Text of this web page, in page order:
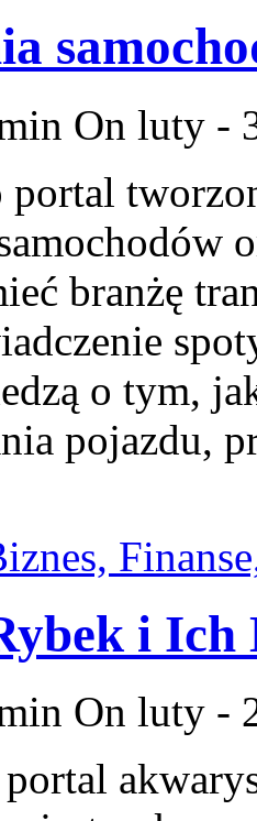
On luty -
branżę
o tym,
pojazdu,
i Ich
On luty -